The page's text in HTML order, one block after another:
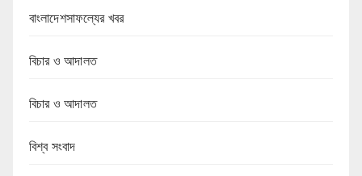
বাংলাদেশসাফল্যের খবর
বিচার ও আদালত
বিচার ও আদালত
বিশ্ব সংবাদ